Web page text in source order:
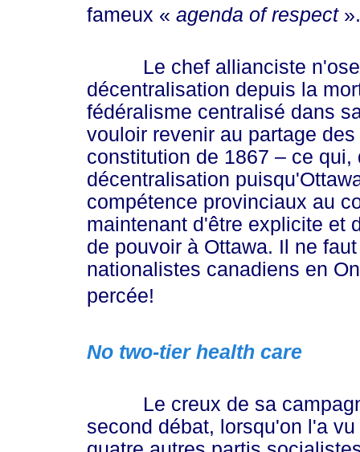
fameux « agenda of respect».
Le chef allianciste n'ose
décentralisation depuis la
fédéralisme centralisé dans
vouloir revenir au partage
constitution de 1867 – ce
décentralisation
compétence provinciaux au
maintenant d'être explicite et
de pouvoir à Ottawa. Il ne
nationalistes canadiens en
percée!
No two-tier health care
Le creux de sa
second débat, lorsqu'on l'a